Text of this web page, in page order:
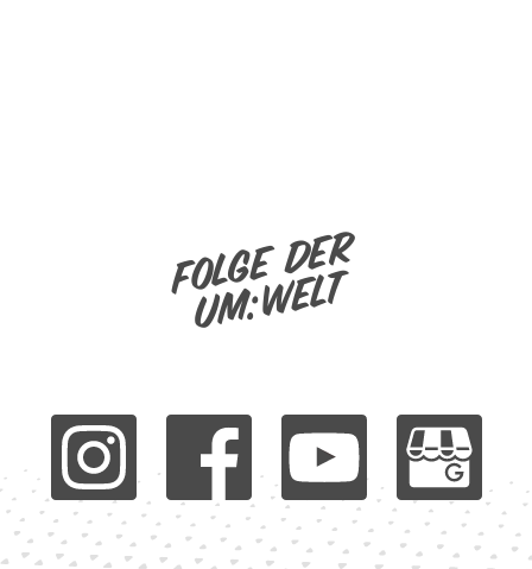
Folge der
um:welt